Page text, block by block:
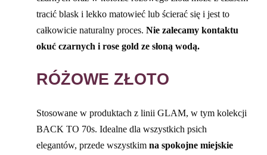
tracić blask i lekko matowieć lub ścierać się i jest to
całkowicie naturalny proces.Nie zalecamy kontaktu
okuć czarnych i rose gold ze słoną wodą.
RÓŻOWE ZŁOTO
Stosowane w produktach z linii GLAM, w tym kolekcji
BACK TO 70s. Idealne dla wszystkich psich
elegantów, przede wszystkimna spokojne miejskie